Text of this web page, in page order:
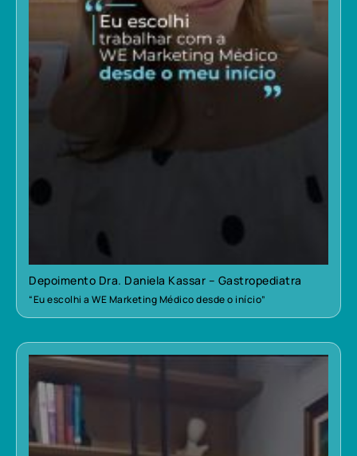
Depoimento Dra. Daniela Kassar – Gastropediatra
“Eu escolhi a WE Marketing Médico desde o início”